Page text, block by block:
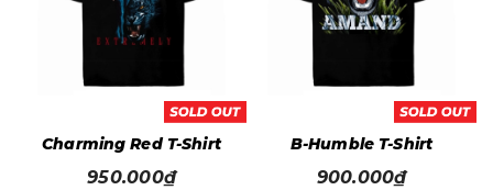
Charming Red T-Shirt
950.000₫
B-Humble T-Shirt
900.000₫